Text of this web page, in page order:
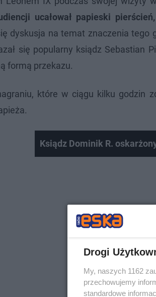
ucałował papieski
dyskusja na temat znaczenia
się popularny ksiądz Sebastian
formą przekazu.
które w ciągu kilku godzin
Ksiądz Dominik R.
Drogi
My, naszych 1162
przechowujemy
standardowe